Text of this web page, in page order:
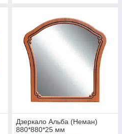
Дзеркало Альба (Неман)
880*880*25 мм